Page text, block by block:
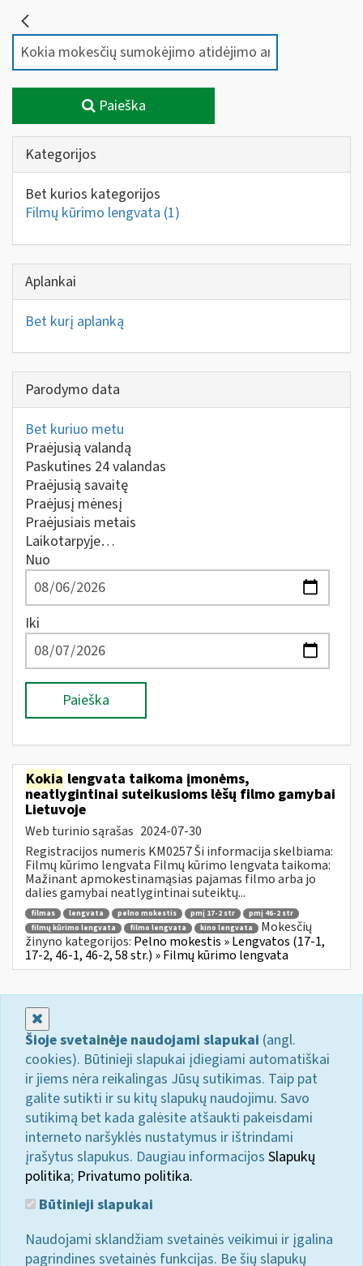
Paieška
Kategorijos
Bet kurios kategorijos
Filmų kūrimo lengvata (1)
Aplankai
Bet kurį aplanką
Parodymo data
Bet kuriuo metu
Praėjusią valandą
Paskutines 24 valandas
Praėjusią savaitę
Praėjusį mėnesį
Praėjusiais metais
Laikotarpyje…
Nuo
Iki
Paieška
Kokia lengvata taikoma įmonėms,
neatlygintinai suteikusioms lėšų filmo gamybai
Lietuvoje
Web turinio sąrašas 2024-07-30
Registracijos numeris KM0257 Ši informacija skelbiama:
Filmų kūrimo lengvata Filmų kūrimo lengvata taikoma:
Mažinant apmokestinamąsias pajamas filmo arba jo
dalies gamybai neatlygintinai suteiktų...
filmas lengvata pelno mokestis pmį 17-2 str
pmį 46-2 str
filmų kūrimo lengvata
filmo lengvata kino lengvata
Mokesčių
žinyno kategorijos: Pelno mokestis » Lengvatos (17-1,
17-2, 46-1, 46-2, 58 str.) » Filmų kūrimo lengvata
Šioje svetainėje naudojami slapukai (angl.
cookies). Būtinieji slapukai įdiegiami automatiškai
ir jiems nėra reikalingas Jūsų sutikimas. Taip pat
galite sutikti ir su kitų slapukų naudojimu. Savo
sutikimą bet kada galėsite atšaukti pakeisdami
interneto naršyklės nustatymus ir ištrindami
įrašytus slapukus. Daugiau informacijos Slapukų
politika; Privatumo politika.
Būtinieji slapukai
Naudojami sklandžiam svetainės veikimui ir įgalina
pagrindines svetainės funkcijas. Be šių slapukų